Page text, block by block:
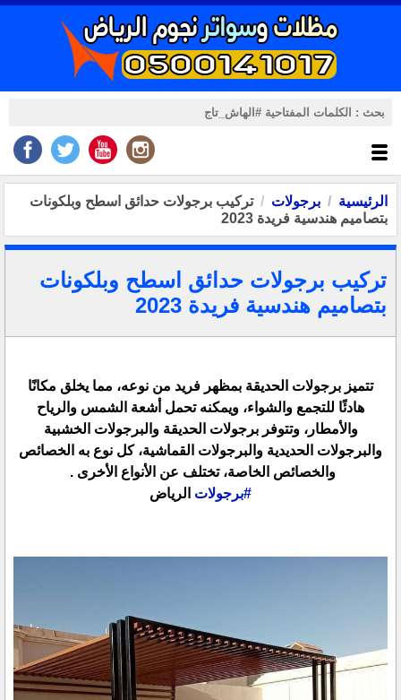
الرئيسية برجولات
تركيب برجولات حدائق اسطح وبلكونات
بتصاميم هندسية فريدة 2023
تركيب برجولات حدائق اسطح وبلكونات
بتصاميم هندسية فريدة 2023
تتميز برجولات الحديقة بمظهر فريد من نوعه، مما يخلق مكانًا
هادئًا للتجمع والشواء، ويمكنه تحمل أشعة الشمس والرياح
والأمطار، وتتوفر برجولات الحديقة والبرجولات الخشبية
والبرجولات الحديدية والبرجولات القماشية، كل نوع به الخصائص
والخصائص الخاصة، تختلف عن الأنواع الأخرى .
#برجولات الرياض